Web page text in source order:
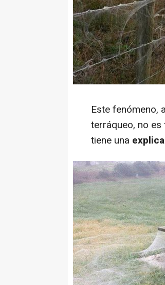
Este fenómeno,
terráqueo, no
tiene una